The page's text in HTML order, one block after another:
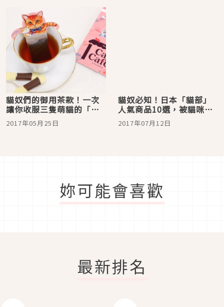
貓奴們的御用茶款！一次
讓你收服三隻萌貓的「貓
咪泡湯茶包」
2017年05月25日
貓奴必知！日本「貓部」
人氣商品10選，被貓咪包
圍的生活好幸福♡
2017年07月12日
妳可能會喜歡
最新排名